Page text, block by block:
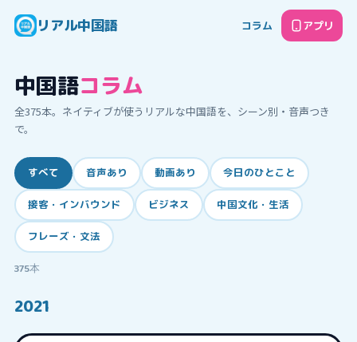
リアル中国語 コラム アプリ
中国語コラム
全375本。ネイティブが使うリアルな中国語を、シーン別・音声つき
で。
すべて 音声あり 動画あり 今日のひとこと
接客・インバウンド ビジネス 中国文化・生活
フレーズ・文法
375本
2021